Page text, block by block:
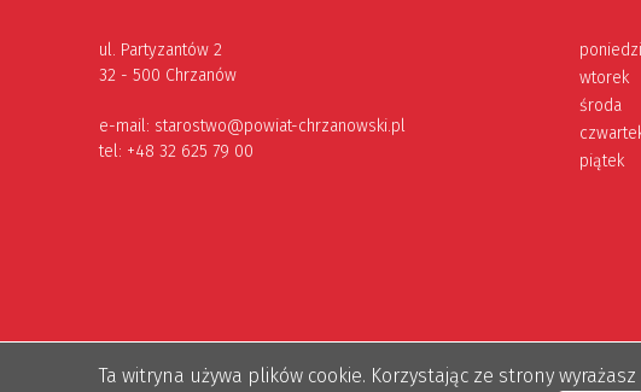
ul. Partyzantów 2
32 - 500 Chrzanów
e-mail: starostwo@powiat-chrzanowski.pl
tel: +48 32 625 79 00
wtorek
środa
piątek
Ta witryna używa plików cookie. Korzystając ze strony